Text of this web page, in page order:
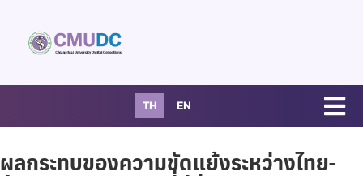
TH EN
ผลกระทบของความขัดแย้งระหว่างไทย-